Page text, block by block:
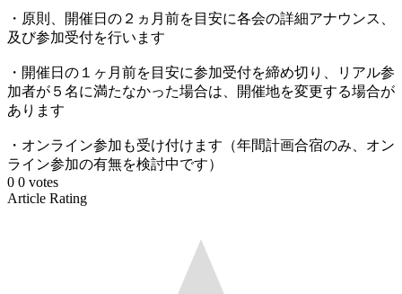
・原則、開催日の２ヵ月前を目安に各会の詳細アナウンス、
及び参加受付を行います
・開催日の１ヶ月前を目安に参加受付を締め切り、リアル参
加者が５名に満たなかった場合は、開催地を変更する場合が
あります
・オンライン参加も受け付けます（年間計画合宿のみ、オン
ライン参加の有無を検討中です）
0 0 votes
Article Rating